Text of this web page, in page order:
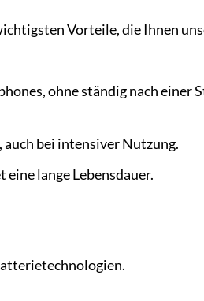
Vorteile, die Ihnen
ohne ständig nach einer
auch bei intensiver Nutzung.
lange Lebensdauer.